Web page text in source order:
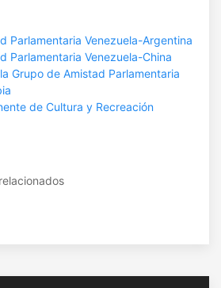
Parlamentaria Venezuela-Argentina
Parlamentaria Venezuela-China
Grupo de Amistad Parlamentaria
de Cultura y Recreación